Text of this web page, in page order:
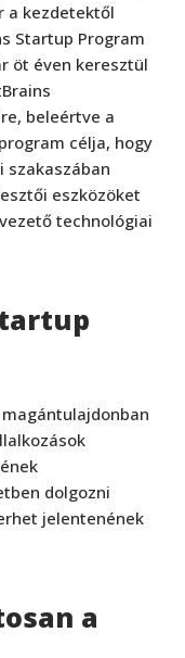
a kezdetektől
Startup Program
öt éven keresztül
beleértve a
célja, hogy
szakaszában
eszközöket
technológiai
dolgozni
jelentenének
a